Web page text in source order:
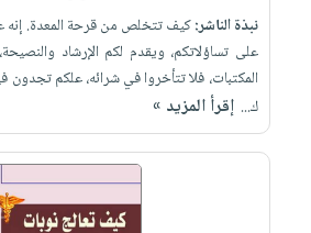
نبذة الناشر:كيف تتخلص من قرحة المعدة.
على تساؤلاتكم، ويقدم لكم الإرشاد
المكتبات، فلا تتأخروا في شرائه، علكم تجدون
ك... إقرأ المزيد »